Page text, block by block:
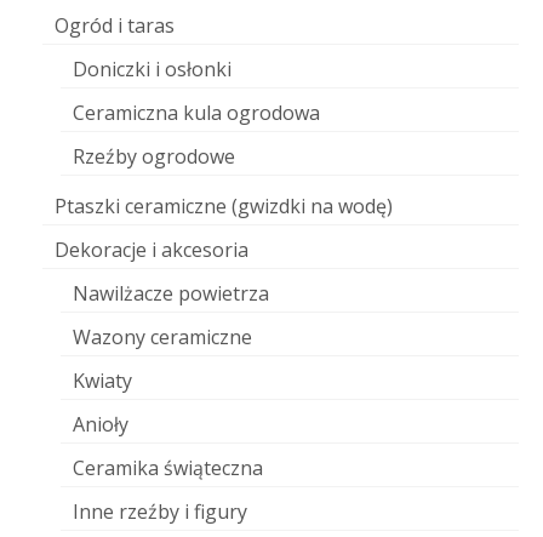
Ogród i taras
Doniczki i osłonki
Ceramiczna kula ogrodowa
Rzeźby ogrodowe
Ptaszki ceramiczne (gwizdki na wodę)
Dekoracje i akcesoria
Nawilżacze powietrza
Wazony ceramiczne
Kwiaty
Anioły
Ceramika świąteczna
Inne rzeźby i figury